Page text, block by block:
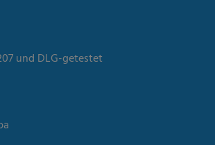
und DLG-getestet
(z. B. IP-Adressen),
Cookies. Sie können
bestimmte Cookies